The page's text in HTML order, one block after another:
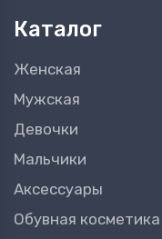
Каталог
Женская
Мужская
Девочки
Мальчики
Аксессуары
Обувная косметика